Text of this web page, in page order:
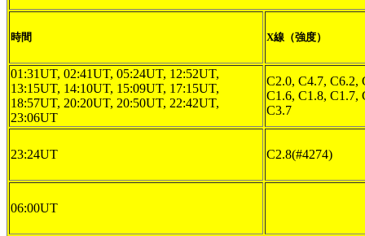
時間 X線（強度）
01:31UT, 02:41UT, 05:24UT, 12:52UT,
13:15UT, 14:10UT, 15:09UT, 17:15UT,
18:57UT, 20:20UT, 20:50UT, 22:42UT,
23:06UT
C2.0, C4.7, C6.2,
C1.6, C1.8, C1.7,
C3.7
23:24UT C2.8(#4274)
06:00UT